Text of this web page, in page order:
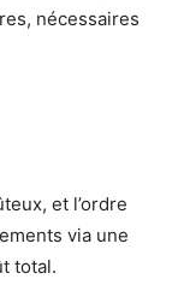
nécessaires
et l’ordre
via une
total.